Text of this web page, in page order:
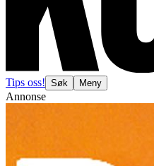
Tips oss! Søk Meny
Annonse